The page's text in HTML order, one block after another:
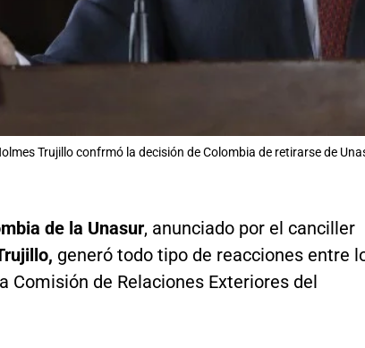
Trujillo confrmó la decisión de Colombia de retirarse de
de la Unasur, anunciado por el canciller
generó todo tipo de reacciones entre
Comisión de Relaciones Exteriores del